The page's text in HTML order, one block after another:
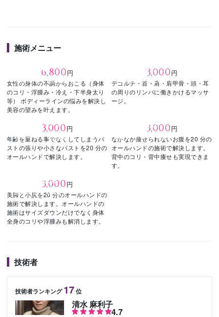
施術メニュー
全身
（施術時間：60 分）
6,800円
女性の身体の不調からおこる（身体
のコリ・浮腫み・冷え・下半身太り
等） ボディーラインの悩みを解決し
美容の望みを叶えます。
小顔リフトアップ
（施術時間： 20 分）
3,000円
デコルテ・首・肩・肩甲骨・頭・耳
の周りのリンパに働きかけるマッサ
ージ。
バストアップ
（施術時間：20 分）
3,000円
年齢を重ねる事でなくしてしまうバ
ストの張りや小さなバストを20 分の
オールハンドで解決します。
お腹痩せ
（施術時間：20 分）
3,000円
なかなか痩せられないお腹を20 分の
オールハンドの施術で解決します。
背中のコリ・背中痩せも実現できま
す。
お尻脚痩せ
（施術時間：20分）
3,000円
美脚と小尻を20 分のオールハンドの
施術で解決します。オールハンドの
施術はサイズダウンだけでなく身体
全身のコリや浮腫みも解消します。
技術者
技術者ランキング17位
清水 麻利子
4.7